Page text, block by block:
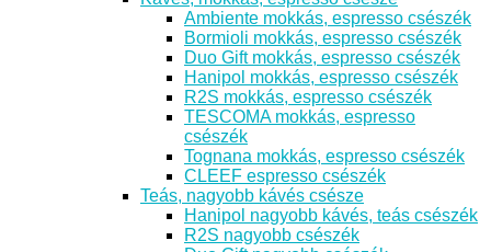
Ambiente mokkás, espresso csészék
Bormioli mokkás, espresso csészék
Duo Gift mokkás, espresso csészék
Hanipol mokkás, espresso csészék
R2S mokkás, espresso csészék
TESCOMA mokkás, espresso
csészék
Tognana mokkás, espresso csészék
CLEEF espresso csészék
Teás, nagyobb kávés csésze
Hanipol nagyobb kávés, teás csészék
R2S nagyobb csészék